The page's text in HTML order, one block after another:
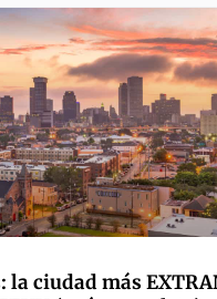
la ciudad más